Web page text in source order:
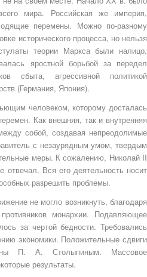
мира. Российская же империя,
перемены. Можно по-разному
исторического процесса, но нельзя
теории Маркса были налицо.
яростной борьбой за передел
сбыта, агрессивной политикой
(Германия, Япония).
человеком, которому досталась
Как внешняя, так и внутренняя
собой, создавая непреодолимые
с незаурядным умом, твердым
меры. К сожалению, Николай II
отвечал. Вся его деятельность носит
разрешить проблемы.
не могло возникнуть, благодаря
монархии. Подавляющее
за чертой бедности. Требовались
экономики. Положительные сдвиги
П. А. Столыпиным. Массовое
результаты.